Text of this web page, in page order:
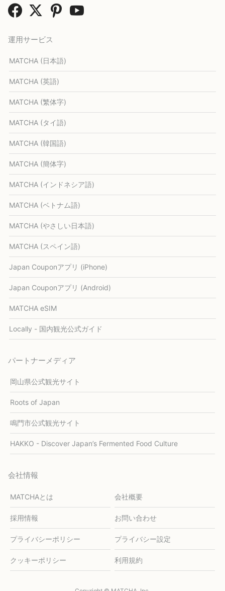
運用サービス
MATCHA (日本語)
MATCHA (英語)
MATCHA (繁体字)
MATCHA (タイ語)
MATCHA (韓国語)
MATCHA (簡体字)
MATCHA (インドネシア語)
MATCHA (ベトナム語)
MATCHA (やさしい日本語)
MATCHA (スペイン語)
Japan Couponアプリ (iPhone)
Japan Couponアプリ (Android)
MATCHA eSIM
Locally - 国内観光公式ガイド
パートナーメディア
岡山県公式観光サイト
Roots of Japan
鳴門市公式観光サイト
HAKKO - Discover Japan’s Fermented Food Culture
会社情報
MATCHAとは 会社概要
採用情報 お問い合わせ
プライバシーポリシー プライバシー設定
クッキーポリシー 利用規約